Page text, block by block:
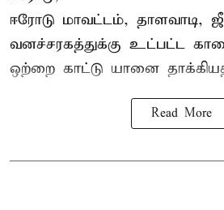
ஈரோடு மாவட்டம், தாளவாடி,
வனச்சரகத்துக்கு உட்பட்ட
ஒற்றை காட்டு யானை தாக்கி
Read More